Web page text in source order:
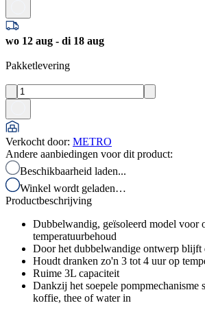
wo 12 aug - di 18 aug
Pakketlevering
Verkocht door: METRO
Andere aanbiedingen voor dit product:
Beschikbaarheid laden...
Winkel wordt geladen…
Productbeschrijving
Dubbelwandig, geïsoleerd model voor
temperatuurbehoud
Door het dubbelwandige ontwerp blijft
Houdt dranken zo'n 3 tot 4 uur op
Ruime 3L capaciteit
Dankzij het soepele pompmechanisme
koffie, thee of water in